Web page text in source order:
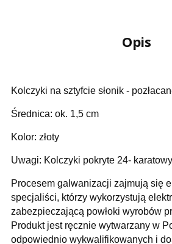
Opis
Kolczyki na sztyfcie słonik -
Średnica: ok. 1,5 cm
Kolor: złoty
Uwagi: Kolczyki pokryte 24-
Procesem galwanizacji zajmują się
specjaliści, którzy wykorzystują
zabezpieczającą powłoki wyrobów
Produkt jest ręcznie wytwarzany w
odpowiednio wykwalifikowanych i